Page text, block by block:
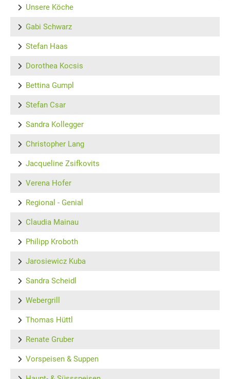
Unsere Köche
Gabi Schwarz
Stefan Haas
Dorothea Kocsis
Bettina Gumpl
Stefan Csar
Sandra Kollegger
Christopher Lang
Jacqueline Zsifkovits
Verena Hofer
Regional - Genial
Claudia Mainau
Philipp Kroboth
Jarosiewicz Kuba
Sandra Scheidl
Webergrill
Thomas Hüttl
Renate Gruber
Vorspeisen & Suppen